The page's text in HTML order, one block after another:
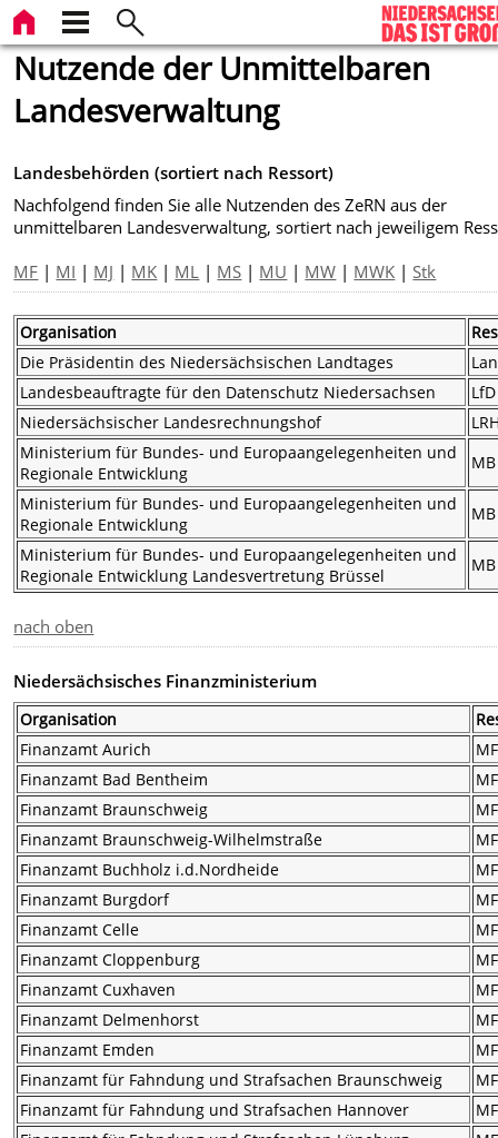
Nutzende der Unmittelbaren
Landesverwaltung
Landesbehörden (sortiert nach Ressort)
Nachfolgend finden Sie alle Nutzenden des ZeRN aus der
unmittelbaren Landesverwaltung, sortiert nach jeweiligem
MF | MI | MJ | MK | ML | MS | MU | MW | MWK |Stk
Organisation
Die Präsidentin des Niedersächsischen Landtages
Landesbeauftragte für den Datenschutz Niedersachsen
LfD
Niedersächsischer Landesrechnungshof
Ministerium für Bundes- und Europaangelegenheiten und
Regionale Entwicklung
MB
Ministerium für Bundes- und Europaangelegenheiten und
Regionale Entwicklung
MB
Ministerium für Bundes- und Europaangelegenheiten und
Regionale Entwicklung Landesvertretung Brüssel
MB
nach oben
Niedersächsisches Finanzministerium
Organisation
Finanzamt Aurich
MF
Finanzamt Bad Bentheim
MF
Finanzamt Braunschweig
MF
Finanzamt Braunschweig-Wilhelmstraße
MF
Finanzamt Buchholz i.d.Nordheide
MF
Finanzamt Burgdorf
MF
Finanzamt Celle
MF
Finanzamt Cloppenburg
MF
Finanzamt Cuxhaven
MF
Finanzamt Delmenhorst
MF
Finanzamt Emden
MF
Finanzamt für Fahndung und Strafsachen Braunschweig
MF
Finanzamt für Fahndung und Strafsachen Hannover
MF